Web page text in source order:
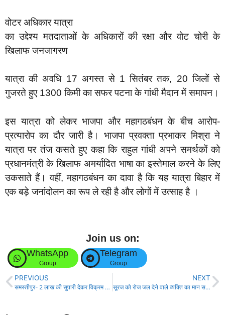
वोटर अधिकार यात्रा
का उद्देश्य मतदाताओं के अधिकारों की रक्षा और वोट चोरी के
खिलाफ जनजागरण
यात्रा की अवधि 17 अगस्त से 1 सितंबर तक, 20 जिलों से
गुजरते हुए 1300 किमी का सफर पटना के गांधी मैदान में समापन।
इस यात्रा को लेकर भाजपा और महागठबंधन के बीच आरोप-
प्रत्यारोप का दौर जारी है। भाजपा प्रवक्ता प्रभाकर मिश्रा ने
यात्रा पर तंज कसते हुए कहा कि राहुल गांधी अपने समर्थकों को
प्रधानमंत्री के खिलाफ अमर्यादित भाषा का इस्तेमाल करने के लिए
उकसाते हैं। वहीं, महागठबंधन का दावा है कि यह यात्रा बिहार में
एक बड़े जनांदोलन का रूप ले रही है और लोगों में उत्साह है ।
Join us on:
WhatsApp
Group
Telegram
Group
PREVIOUS
समस्तीपुर- 2 लाख की सुपारी देकर विक्रम गिरी की करवाई गई थी हत्या, 3 बदमाश गिरफ्तार!
NEXT
सूरज को रोज जल देने वाले व्यक्ति का मान सम्मान सदा बरकरार रहता है – स्वामी चिदात्मन जी महाराज!